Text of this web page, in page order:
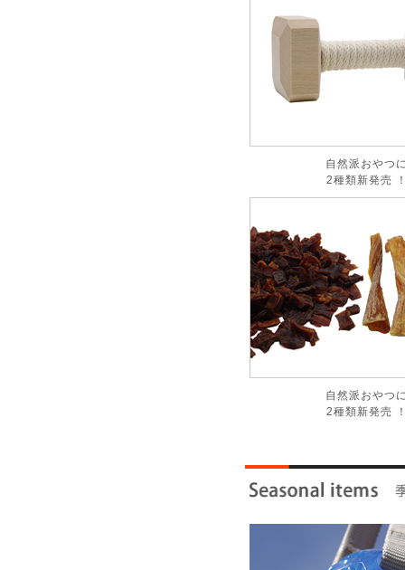
自然派おやつ
2種類新発売
自然派おやつ
2種類新発売